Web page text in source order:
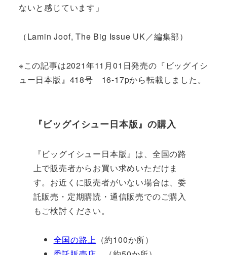
ないと感じています」
（Lamin Joof, The Big Issue UK／編集部）
※この記事は2021年11月01日発売の『ビッグイシ
ュー日本版』418号 16-17pから転載しました。
『ビッグイシュー日本版』の購入
『ビッグイシュー日本版』は、全国の路
上で販売者からお買い求めいただけま
す。お近くに販売者がいない場合は、委
託販売・定期購読・通信販売でのご購入
もご検討ください。
全国の路上 （約100か所）